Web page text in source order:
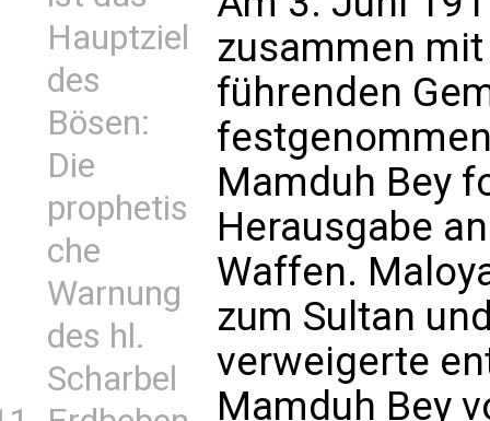
Hauptziel
des
Bösen:
Die
prophetis
che
Warnung
des hl.
Scharbel
zusammen
führenden
Mamduh Bey
Herausgabe
Waffen.
zum Sultan
verweigerte
Mamduh Bey